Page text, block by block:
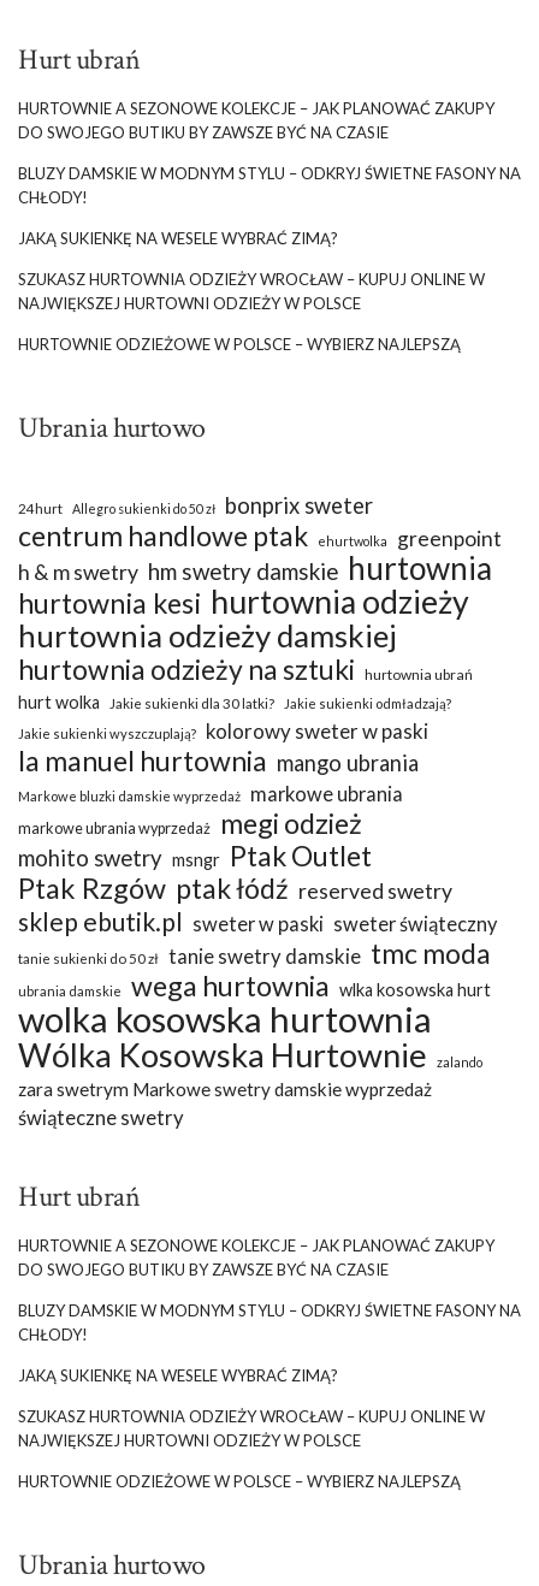
Mohiti chic – Minimalizm w modzie czyli
mniej znaczy więcej
Filozofia minimalizmu zakłada, że prostota formy nie tylko
podkreśla piękno, ale także zwiększa funkcjonalność garderoby.
W stylu minimalistycznym kluczowe jest inwestowanie w
eleganckie. Zarówno marka Mohito, jak i styl inspirowany Mohiti
Chic, stawiają na subtelne detale i wysoką jakość …
Hurt ubrań
HURTOWNIE A SEZONOWE KOLEKCJE – JAK PLANOWAĆ ZAKUPY
DO SWOJEGO BUTIKU BY ZAWSZE BYĆ NA CZASIE
BLUZY DAMSKIE W MODNYM STYLU – ODKRYJ ŚWIETNE FASONY NA
CHŁODY!
JAKĄ SUKIENKĘ NA WESELE WYBRAĆ ZIMĄ?
SZUKASZ HURTOWNIA ODZIEŻY WROCŁAW – KUPUJ ONLINE W
NAJWIĘKSZEJ HURTOWNI ODZIEŻY W POLSCE
HURTOWNIE ODZIEŻOWE W POLSCE – WYBIERZ NAJLEPSZĄ
Ubrania hurtowo
24hurt Allegro sukienki do 50 zł bonprix sweter
centrum handlowe ptak ehurtwolka
greenpoint
h & m swetry hm swetry damskie hurtownia
hurtownia kesi hurtownia odzieży
hurtownia odzieży damskiej
hurtownia odzieży na sztuki hurtownia ubrań
hurt wolka Jakie sukienki dla 30 latki?
Jakie sukienki odmładzają?
Jakie sukienki wyszczuplają?
kolorowy sweter w paski
la manuel hurtownia mango ubrania
Markowe bluzki damskie wyprzedaż markowe ubrania
markowe ubrania wyprzedaż megi odzież
mohito swetry msngr Ptak Outlet
Ptak Rzgów ptak łódź reserved swetry
sklep ebutik.pl sweter w paski sweter świąteczny
tanie sukienki do 50 zł tanie swetry damskie tmc moda
ubrania damskie wega hurtownia wlka kosowska hurt
wolka kosowska hurtownia
Wólka Kosowska Hurtownie zalando
zara swetrym Markowe swetry damskie wyprzedaż
świąteczne swetry
Hurt ubrań
HURTOWNIE A SEZONOWE KOLEKCJE – JAK PLANOWAĆ ZAKUPY
DO SWOJEGO BUTIKU BY ZAWSZE BYĆ NA CZASIE
BLUZY DAMSKIE W MODNYM STYLU – ODKRYJ ŚWIETNE FASONY NA
CHŁODY!
JAKĄ SUKIENKĘ NA WESELE WYBRAĆ ZIMĄ?
SZUKASZ HURTOWNIA ODZIEŻY WROCŁAW – KUPUJ ONLINE W
NAJWIĘKSZEJ HURTOWNI ODZIEŻY W POLSCE
HURTOWNIE ODZIEŻOWE W POLSCE – WYBIERZ NAJLEPSZĄ
Ubrania hurtowo